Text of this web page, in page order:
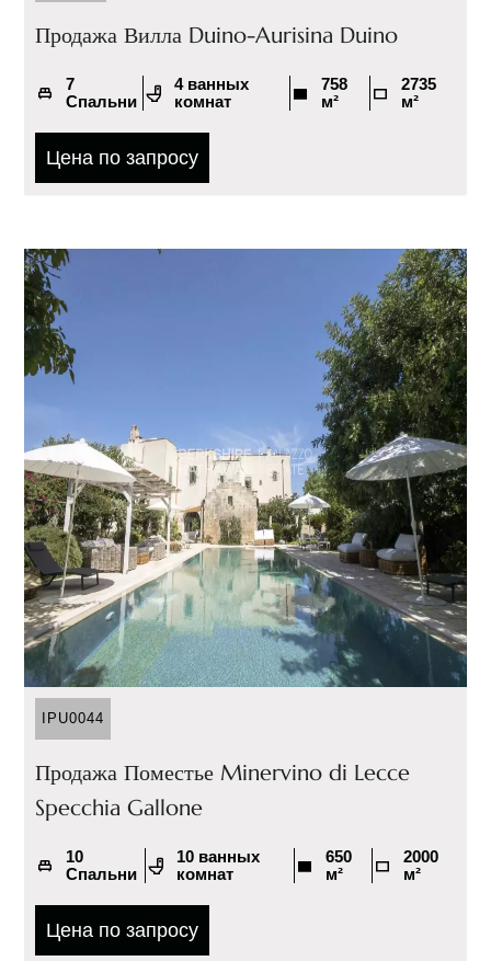
Продажа Вилла Duino-Aurisina Duino
7
Спальни
4 ванных
комнат
758
м²
2735
м²
Цена по запросу
IPU0044
Продажа Поместье Minervino di Lecce
Specchia Gallone
10
Спальни
10 ванных
комнат
650
м²
2000
м²
Цена по запросу